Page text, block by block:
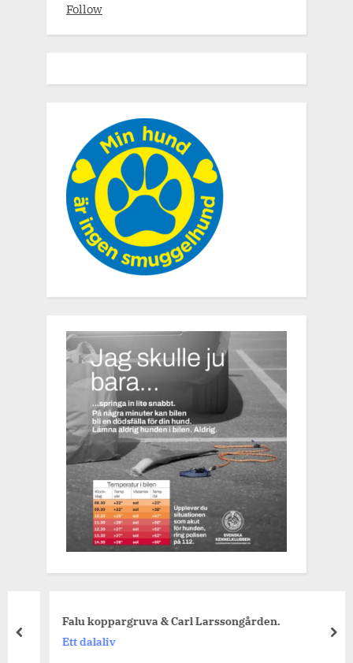
Follow
Falu koppargruva & Carl Larssongården.
Ett dalaliv
prev